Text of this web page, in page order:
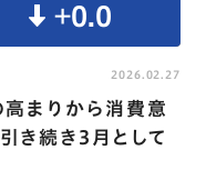
+0.0
まりから消費意
き続き3月として
2026.02.27